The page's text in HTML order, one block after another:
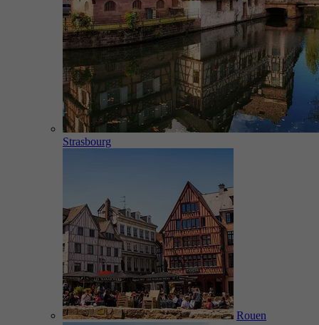
Strasbourg
Rouen